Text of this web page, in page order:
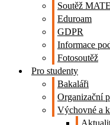
Soutěž
Eduroam
GDPR
Informace
Fotosoutěž
Pro studenty
Bakaláři
Organizační
Výchovné a